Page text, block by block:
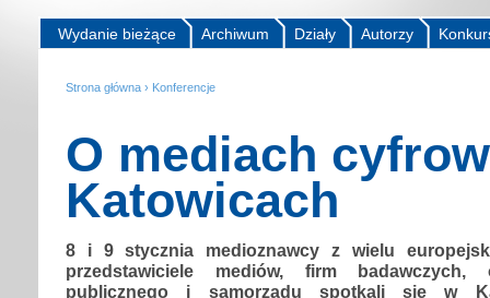
Autorzy
Działy
Archiwum
Wydanie bieżące
Strona główna › Konferencje
O mediach
Katowicach
8 i 9 stycznia medioznawcy z wielu
przedstawiciele mediów, firm badawczych,
publicznego i samorządu spotkali się w